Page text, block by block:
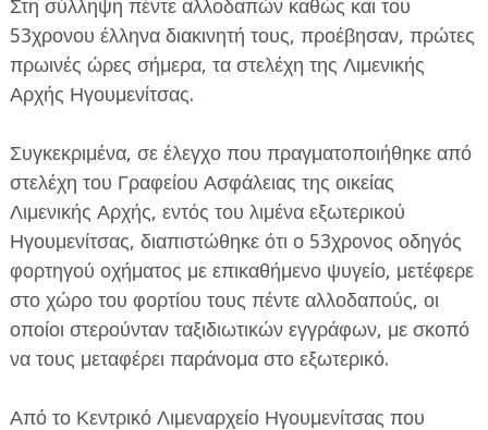
ΕΦΗΜΕΡΙΔΑ Η ΠΑΡΓΑ
ΠΛΗΡΟΦΟΡΙΕΣ
Στη σύλληψη πέντε αλλοδαπών καθώς και του
53χρονου έλληνα διακινητή τους, προέβησαν, πρώτες
πρωινές ώρες σήμερα, τα στελέχη της Λιμενικής
Αρχής Ηγουμενίτσας.
Συγκεκριμένα, σε έλεγχο που πραγματοποιήθηκε από
στελέχη του Γραφείου Ασφάλειας της οικείας
Λιμενικής Αρχής, εντός του λιμένα εξωτερικού
Ηγουμενίτσας, διαπιστώθηκε ότι ο 53χρονος οδηγός
φορτηγού οχήματος με επικαθήμενο ψυγείο, μετέφερε
στο χώρο του φορτίου τους πέντε αλλοδαπούς, οι
οποίοι στερούνταν ταξιδιωτικών εγγράφων, με σκοπό
να τους μεταφέρει παράνομα στο εξωτερικό.
Από το Κεντρικό Λιμεναρχείο Ηγουμενίτσας που